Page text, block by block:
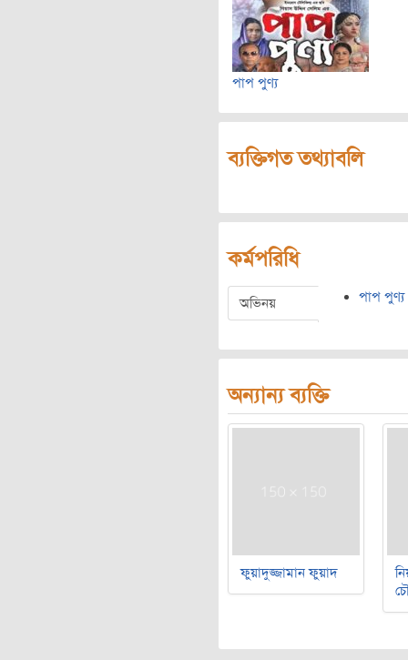
পাপ পুণ্য
ব্যক্তিগত তথ্যাবলি
কর্মপরিধি
অভিনয় পাপ পুণ্য
অন্যান্য ব্যক্তি
ফুয়াদুজ্জামান ফুয়াদ